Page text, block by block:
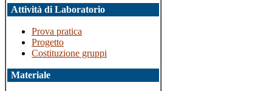
Attività di Laboratorio
Prova pratica
Progetto
Costituzione gruppi
Materiale